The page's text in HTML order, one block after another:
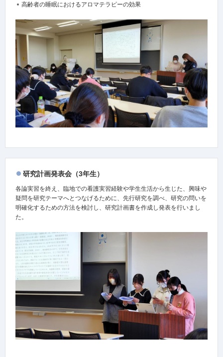
高齢者の睡眠におけるアロマテラピーの効果
研究計画発表会（3年生）
各論実習を終え、臨地での看護実習経験や学生生活から生じた、興味や
疑問を研究テーマへとつなげるために、先行研究を調べ、研究の問いを
明確化するための方法を検討し、研究計画書を作成し発表を行いまし
た。